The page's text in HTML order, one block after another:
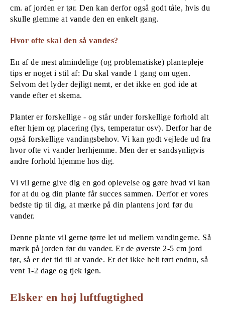
cm. af jorden er tør. Den kan derfor også godt tåle, hvis du
skulle glemme at vande den en enkelt gang.
Hvor ofte skal den så vandes?
En af de mest almindelige (og problematiske) plantepleje
tips er noget i stil af: Du skal vande 1 gang om ugen.
Selvom det lyder dejligt nemt, er det ikke en god ide at
vande efter et skema.
Planter er forskellige - og står under forskellige forhold alt
efter hjem og placering (lys, temperatur osv). Derfor har de
også forskellige vandingsbehov. Vi kan godt vejlede ud fra
hvor ofte vi vander herhjemme. Men der er sandsynligvis
andre forhold hjemme hos dig.
Vi vil gerne give dig en god oplevelse og gøre hvad vi kan
for at du og din plante får succes sammen. Derfor er vores
bedste tip til dig, at mærke på din plantens jord før du
vander.
Denne plante vil gerne tørre let ud mellem vandingerne. Så
mærk på jorden før du vander. Er de øverste 2-5 cm jord
tør, så er det tid til at vande. Er det ikke helt tørt endnu, så
vent 1-2 dage og tjek igen.
Elsker en høj luftfugtighed